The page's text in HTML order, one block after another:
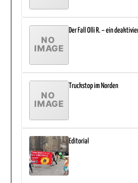
Der Fall Olli R. – ein
Truckstop im Norden
Editorial